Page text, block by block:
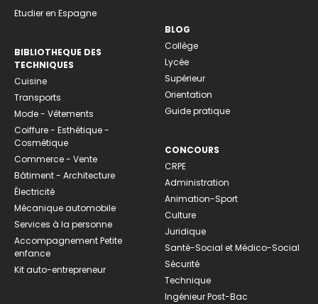
Etudier en Espagne
BIBLIOTHEQUE DES
TECHNIQUES
Cuisine
Transports
Mode - Vêtements
Coiffure - Esthétique -
Cosmétique
Commerce - Vente
Bâtiment - Architecture
Électricité
Mécanique automobile
Services à la personne
Accompagnement Petite
enfance
Kit auto-entrepreneur
BLOG
Collège
Lycée
Supérieur
Orientation
Guide pratique
CONCOURS
CRPE
Administration
Animation-Sport
Culture
Juridique
Santé-Social et Médico-Social
Sécurité
Technique
Ingénieur Post-Bac